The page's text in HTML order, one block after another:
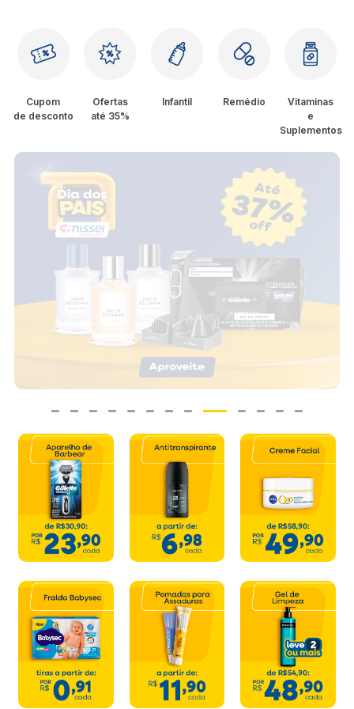
Cupom
de desconto
Ofertas
até 35%
Infantil Remédio
Vitaminas
e
Suplementos